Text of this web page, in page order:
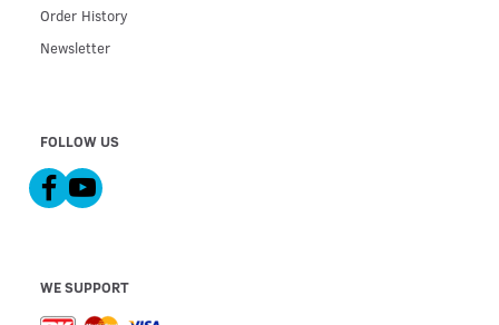
Order History
Newsletter
FOLLOW US
WE SUPPORT